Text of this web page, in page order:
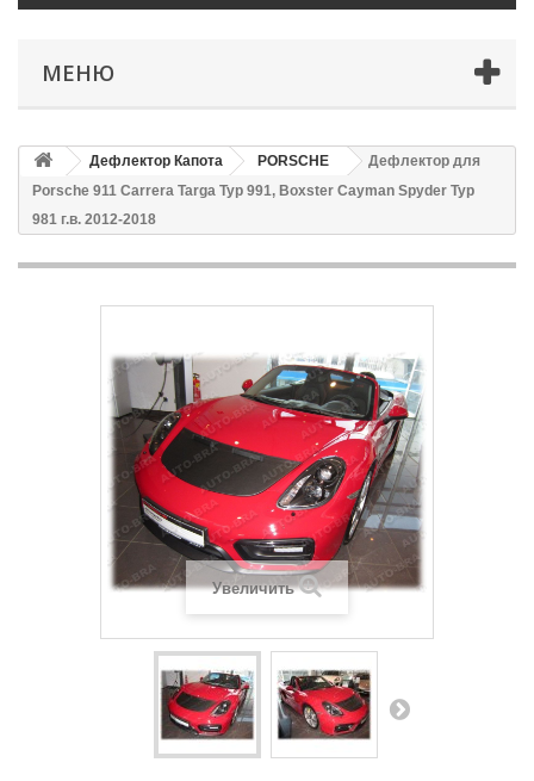
МЕНЮ
Дефлектор Капота PORSCHE
Дефлектор для
Porsche 911 Carrera Targa Typ 991, Boxster Cayman Spyder Typ
981 г.в. 2012-2018
Увеличить